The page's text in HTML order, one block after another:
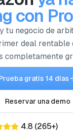
con
tu negocio de
deal rentable
completamente
gratis 14 días
Reservar una demo
4.8 (265+)